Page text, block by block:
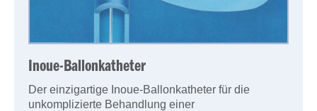
Inoue-Ballonkatheter
Der einzigartige Inoue-Ballonkatheter für die
unkomplizierte Behandlung einer